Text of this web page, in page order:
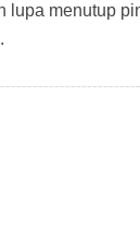
lupa menutup